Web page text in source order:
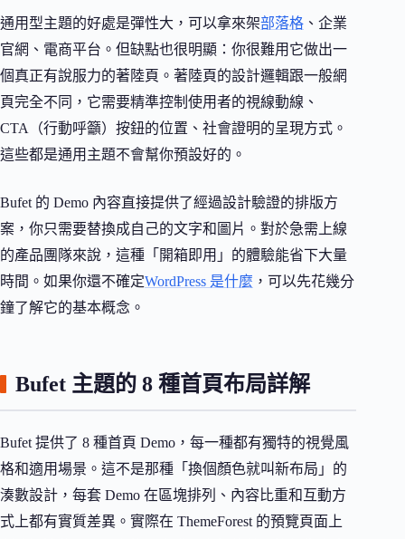
通用型主題的好處是彈性大，可以拿來架部落格 、企業
官網、電商平台。但缺點也很明顯：你很難用它做出一
個真正有說服力的著陸頁。著陸頁的設計邏輯跟一般網
頁完全不同，它需要精準控制使用者的視線動線、
CTA（行動呼籲）按鈕的位置、社會證明的呈現方式。
這些都是通用主題不會幫你預設好的。
Bufet 的 Demo 內容直接提供了經過設計驗證的排版方
案，你只需要替換成自己的文字和圖片。對於急需上線
的產品團隊來說，這種「開箱即用」的體驗能省下大量
時間。如果你還不確定WordPress 是什麼 ，可以先花幾分
鐘了解它的基本概念。
Bufet 主題的 8 種首頁布局詳解
Bufet 提供了 8 種首頁 Demo，每一種都有獨特的視覺風
格和適用場景。這不是那種「換個顏色就叫新布局」的
湊數設計，每套 Demo 在區塊排列、內容比重和互動方
式上都有實質差異。實際在 ThemeForest 的預覽頁面上